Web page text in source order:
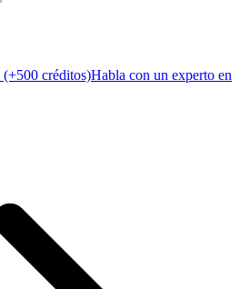
(+500 créditos)Habla con un experto en